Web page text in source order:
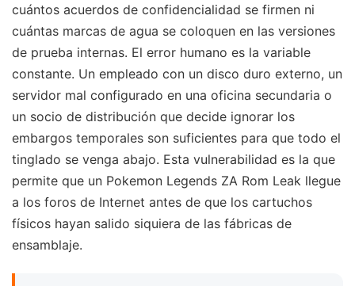
cuántos acuerdos de confidencialidad se firmen ni
cuántas marcas de agua se coloquen en las versiones
de prueba internas. El error humano es la variable
constante. Un empleado con un disco duro externo, un
servidor mal configurado en una oficina secundaria o
un socio de distribución que decide ignorar los
embargos temporales son suficientes para que todo el
tinglado se venga abajo. Esta vulnerabilidad es la que
permite que un Pokemon Legends ZA Rom Leak llegue
a los foros de Internet antes de que los cartuchos
físicos hayan salido siquiera de las fábricas de
ensamblaje.